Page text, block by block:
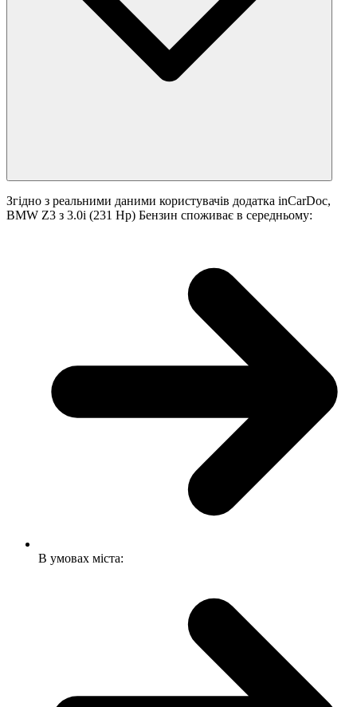
Згідно з реальними даними користувачів додатка inCarDoc,
BMW Z3 з 3.0i (231 Hp) Бензин споживає в середньому:
В умовах міста: